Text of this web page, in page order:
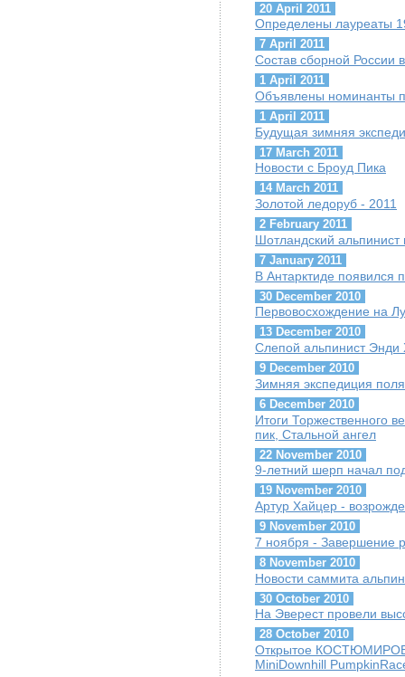
20 April 2011
Определены лауреаты
7 April 2011
Состав сборной России
1 April 2011
Объявлены номинанты
1 April 2011
Будущая зимняя
17 March 2011
Новости с Броуд Пика
14 March 2011
Золотой ледоруб - 2011
2 February 2011
Шотландский
7 January 2011
В Антарктиде появился
30 December 2010
Первовосхождение на
13 December 2010
Слепой альпинист Энди
9 December 2010
Зимняя экспедиция
6 December 2010
Итоги Торжественного
пик, Стальной ангел
22 November 2010
9-летний шерп начал
19 November 2010
Артур Хайцер -
9 November 2010
7 ноября - Завершение
8 November 2010
Новости саммита
30 October 2010
На Эверест провели
28 October 2010
Открытое
MiniDownhill